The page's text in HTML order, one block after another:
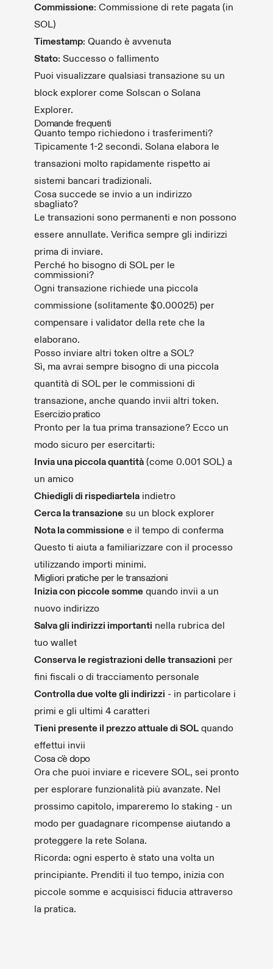
Commissione: Commissione di rete pagata (in
SOL)
Timestamp: Quando è avvenuta
Stato: Successo o fallimento
Puoi visualizzare qualsiasi transazione su un
block explorer come Solscan o Solana
Explorer.
Domande frequenti
Quanto tempo richiedono i trasferimenti?
Tipicamente 1-2 secondi. Solana elabora le
transazioni molto rapidamente rispetto ai
sistemi bancari tradizionali.
Cosa succede se invio a un indirizzo
sbagliato?
Le transazioni sono permanenti e non possono
essere annullate. Verifica sempre gli indirizzi
prima di inviare.
Perché ho bisogno di SOL per le
commissioni?
Ogni transazione richiede una piccola
commissione (solitamente $0.00025) per
compensare i validator della rete che la
elaborano.
Posso inviare altri token oltre a SOL?
Sì, ma avrai sempre bisogno di una piccola
quantità di SOL per le commissioni di
transazione, anche quando invii altri token.
Esercizio pratico
Pronto per la tua prima transazione? Ecco un
modo sicuro per esercitarti:
Invia una piccola quantità (come 0.001 SOL) a
un amico
Chiedigli di rispediartela indietro
Cerca la transazione su un block explorer
Nota la commissione e il tempo di conferma
Questo ti aiuta a familiarizzare con il processo
utilizzando importi minimi.
Migliori pratiche per le transazioni
Inizia con piccole somme quando invii a un
nuovo indirizzo
Salva gli indirizzi importanti nella rubrica del
tuo wallet
Conserva le registrazioni delle transazioni per
fini fiscali o di tracciamento personale
Controlla due volte gli indirizzi - in particolare i
primi e gli ultimi 4 caratteri
Tieni presente il prezzo attuale di SOL quando
effettui invii
Cosa c'è dopo
Ora che puoi inviare e ricevere SOL, sei pronto
per esplorare funzionalità più avanzate. Nel
prossimo capitolo, impareremo lo staking - un
modo per guadagnare ricompense aiutando a
proteggere la rete Solana.
Ricorda: ogni esperto è stato una volta un
principiante. Prenditi il tuo tempo, inizia con
piccole somme e acquisisci fiducia attraverso
la pratica.